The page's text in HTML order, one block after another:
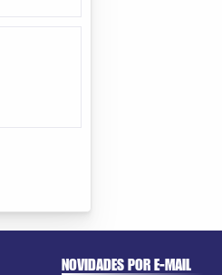
NOVIDADES POR E-MAIL